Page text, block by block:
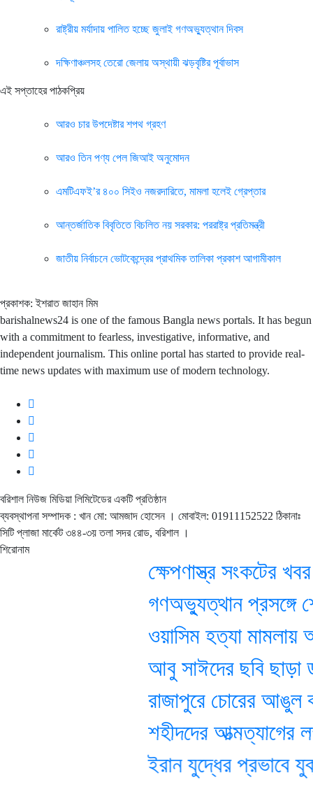
রাষ্ট্রীয় মর্যাদায় পালিত হচ্ছে জুলাই গণঅভ্যুত্থান দিবস
দক্ষিণাঞ্চলসহ তেরো জেলায় অস্থায়ী ঝড়বৃষ্টির পূর্বাভাস
এই সপ্তাহের পাঠকপ্রিয়
আরও চার উপদেষ্টার শপথ গ্রহণ
আরও তিন পণ্য পেল জিআই অনুমোদন
এমটিএফই’র ৪০০ সিইও নজরদারিতে, মামলা হলেই গ্রেপ্তার
আন্তর্জাতিক বিবৃতিতে বিচলিত নয় সরকার: পররাষ্ট্র প্রতিমন্ত্রী
জাতীয় নির্বাচনে ভোটকেন্দ্রের প্রাথমিক তালিকা প্রকাশ আগামীকাল
প্রকাশক: ইশরাত জাহান মিম
barishalnews24 is one of the famous Bangla news portals. It has begun
with a commitment to fearless, investigative, informative, and
independent journalism. This online portal has started to provide real-
time news updates with maximum use of modern technology.
বরিশাল নিউজ মিডিয়া লিমিটেডের একটি প্রতিষ্ঠান
ব্যবস্থাপনা সম্পাদক : খান মো: আমজাদ হোসেন । মোবাইল: 01911152522 ঠিকানাঃ
সিটি প্লাজা মার্কেট ৩৪৪-৩য় তলা সদর রোড, বরিশাল ।
শিরোনাম
ক্ষেপণাস্ত্র সংকটের খবর
গণঅভ্যুত্থান প্রসঙ্গে
ওয়াসিম হত্যা মামলায়
আবু সাঈদের ছবি ছাড়া
রাজাপুরে চোরের আঙুল
শহীদদের আত্মত্যাগের
ইরান যুদ্ধের প্রভাবে